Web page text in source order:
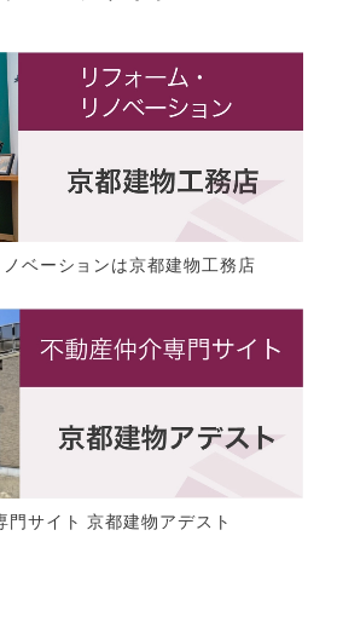
ベーションは京都建物工務店
門サイト 京都建物アデスト